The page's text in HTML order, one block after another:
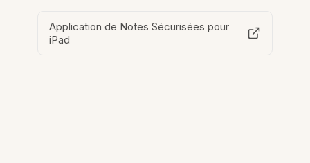
Application de Notes Sécurisées pour
iPad